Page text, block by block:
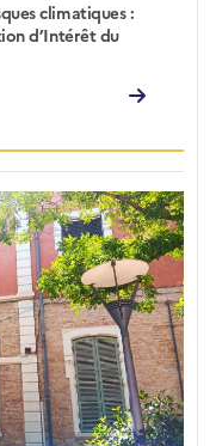
climatiques :
d’Intérêt du